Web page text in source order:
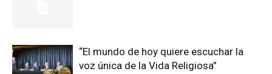
“El mundo de hoy quiere escuchar la
voz única de la Vida Religiosa”